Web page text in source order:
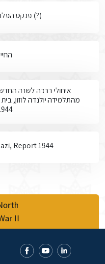
פנקס הפלוגה, המדבר המערבי 1942 (?)
איחולי ברכה לשנה
מהתלמידה יולנדה לוזון,
Report 1944
II